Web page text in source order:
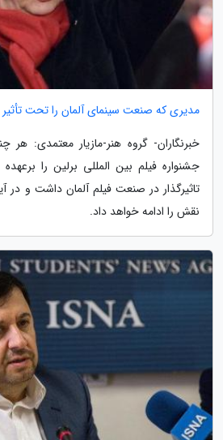
مدیری که صنعت سینمای آلمان را تحت تأثیر
خبرنگاران- گروه هنر-مازیار معتمدی:
جشنواره فیلم بین المللی برلین را
تاثیرگذار در صنعت فیلم آلمان داشت و در
نقش را ادامه خواهد داد.